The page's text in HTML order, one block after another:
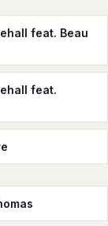
feat. Beau
feat.